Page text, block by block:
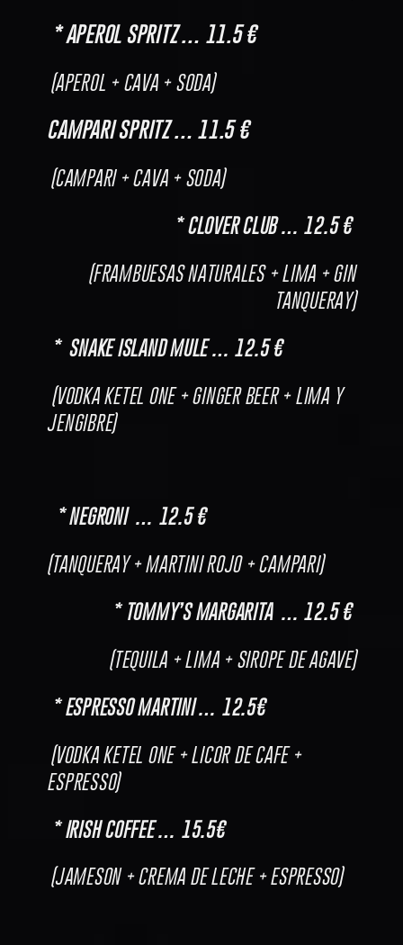
* APEROL SPRITZ … 11.5 €
(APEROL + CAVA + SODA)
CAMPARI SPRITZ … 11.5 €
(CAMPARI + CAVA + SODA)
* CLOVER CLUB … 12.5 €
(FRAMBUESAS NATURALES + LIMA + GIN
TANQUERAY)
* SNAKE ISLAND MULE … 12.5 €
(VODKA KETEL ONE + GINGER BEER + LIMA Y
JENGIBRE)
* NEGRONI … 12.5 €
(TANQUERAY + MARTINI ROJO + CAMPARI)
* TOMMY’S MARGARITA … 12.5 €
(TEQUILA + LIMA + SIROPE DE AGAVE)
* ESPRESSO MARTINI … 12.5€
(VODKA KETEL ONE + LICOR DE CAFE +
ESPRESSO)
* IRISH COFFEE … 15.5€
(JAMESON + CREMA DE LECHE + ESPRESSO)